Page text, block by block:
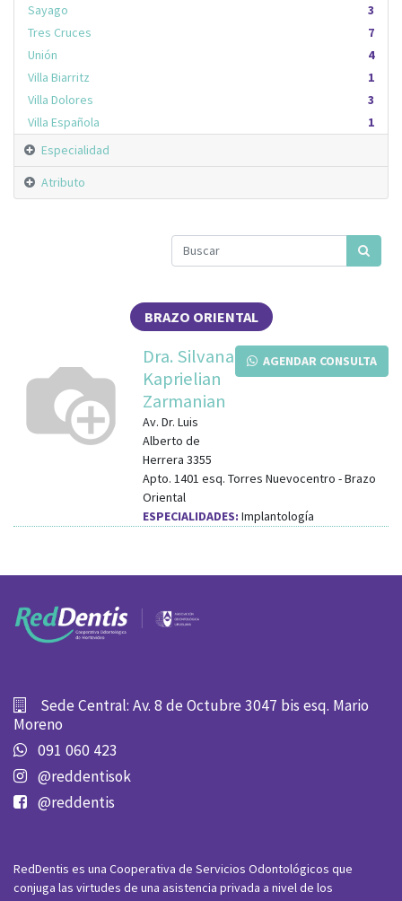
3
Sayago
7
Tres Cruces
4
Unión
1
Villa Biarritz
3
Villa Dolores
1
Villa Española
Especialidad
Atributo
BRAZO ORIENTAL
AGENDAR CONSULTA
Dra. Silvana
Kaprielian
Zarmanian
Av. Dr. Luis
Alberto de
Herrera 3355
Apto. 1401 esq. Torres Nuevocentro -Brazo
Oriental
ESPECIALIDADES: Implantología
Sede Central: Av. 8 de Octubre 3047 bis esq. Mario
Moreno
091 060 423
@reddentisok
@reddentis
RedDentis es una Cooperativa de Servicios Odontológicos que
conjuga las virtudes de una asistencia privada a nivel de los